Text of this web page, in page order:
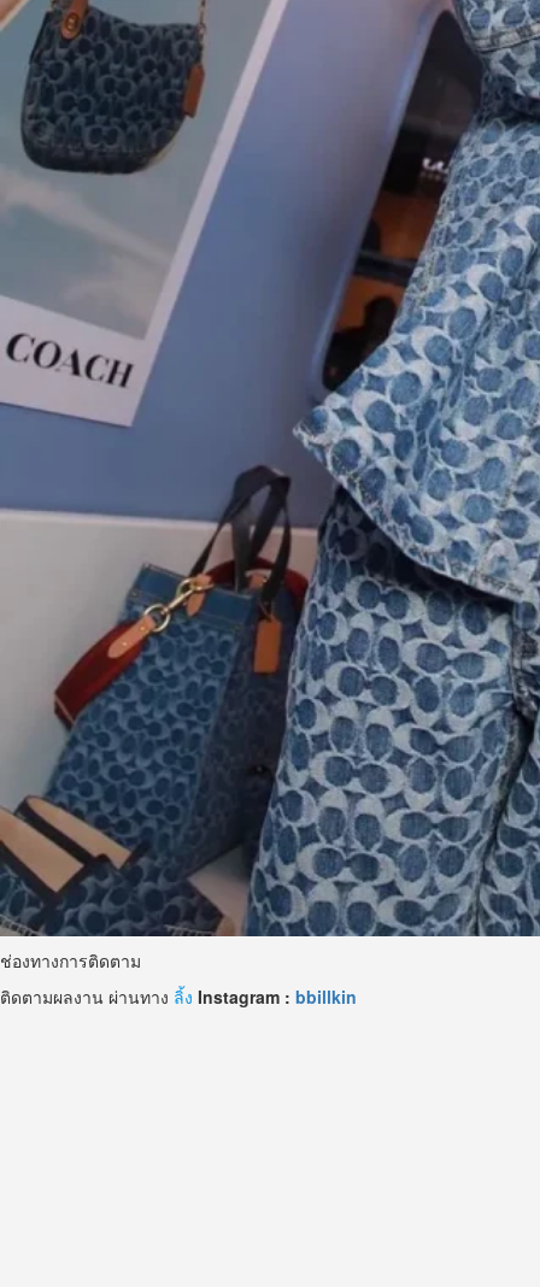
ช่องทางการติดตาม
ติดตามผลงาน ผ่านทาง ลิ้ง Instagram : bbillkin